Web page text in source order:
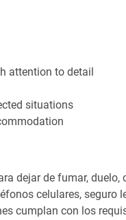
attention to detail
situations
dejar de fumar, duelo,
celulares, seguro
cumplan con los